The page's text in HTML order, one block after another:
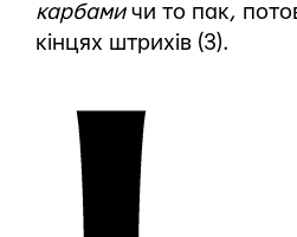
карбамичи то пак,
кінцях штрихів (3).